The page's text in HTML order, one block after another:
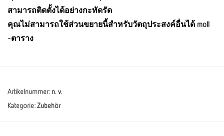
สามารถติดตั้งได้อย่างกะทัดรัด
คุณไม่สามารถใช้ส่วนขยายนี้สำหรับวัตถุประสงค์อื่นได้ moll
-ตาราง
Artikelnummer: n. v.
Kategorie:Zubehör